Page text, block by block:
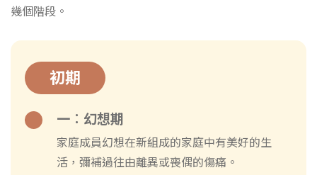
幾個階段。
初期
一︰幻想期
家庭成員幻想在新組成的家庭中有美好的生
活，彌補過往由離異或喪偶的傷痛。